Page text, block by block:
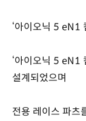
‘아이오닉 5 eN1
‘아이오닉 5 eN1
설계되었으며
전용 레이스 파츠